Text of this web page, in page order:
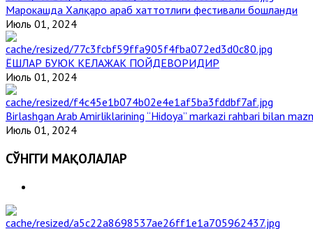
Марокашда Халқаро араб хаттотлиги фестивали бошланди
Июль 01, 2024
ЁШЛАР БУЮК КЕЛАЖАК ПОЙДЕВОРИДИР
Июль 01, 2024
Birlashgan Arab Amirliklarining “Hidoya” markazi rahbari bilan
Июль 01, 2024
СЎНГГИ МАҚОЛАЛАР